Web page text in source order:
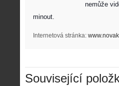
nemůže
minout.
Internetová stránka:
Související